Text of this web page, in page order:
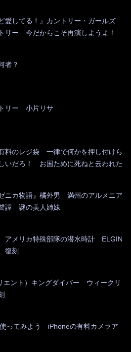
愛してる！』カントリー・ガールズ
リー 今だからこそ再演しようよ！
者？
リー 小片リサ
料のレジ袋 一律で何かを押し付けら
いだろ！ お国ために死ねと云われた
ニカ物語』橘外男 満州のアルメニア
譚 謎の美人姉妹
アメリカ特殊部隊の潜水時計 ELGIN
復刻
エント）キングダイバー ウィークリ
ってみよう iPhoneの有料カメラア